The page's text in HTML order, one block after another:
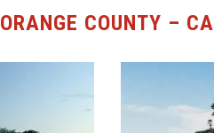
ORANGE COUNTY – CA